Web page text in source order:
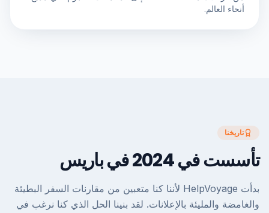
أنحاء العالم.
تاريخنا
تأسست في 2024 في باريس
بدأت HelpVoyage لأننا كنا متعبين من مقارنات السفر البطيئة
والغامضة والمليئة بالإعلانات. لقد بنينا الحل الذي كنا نرغب في